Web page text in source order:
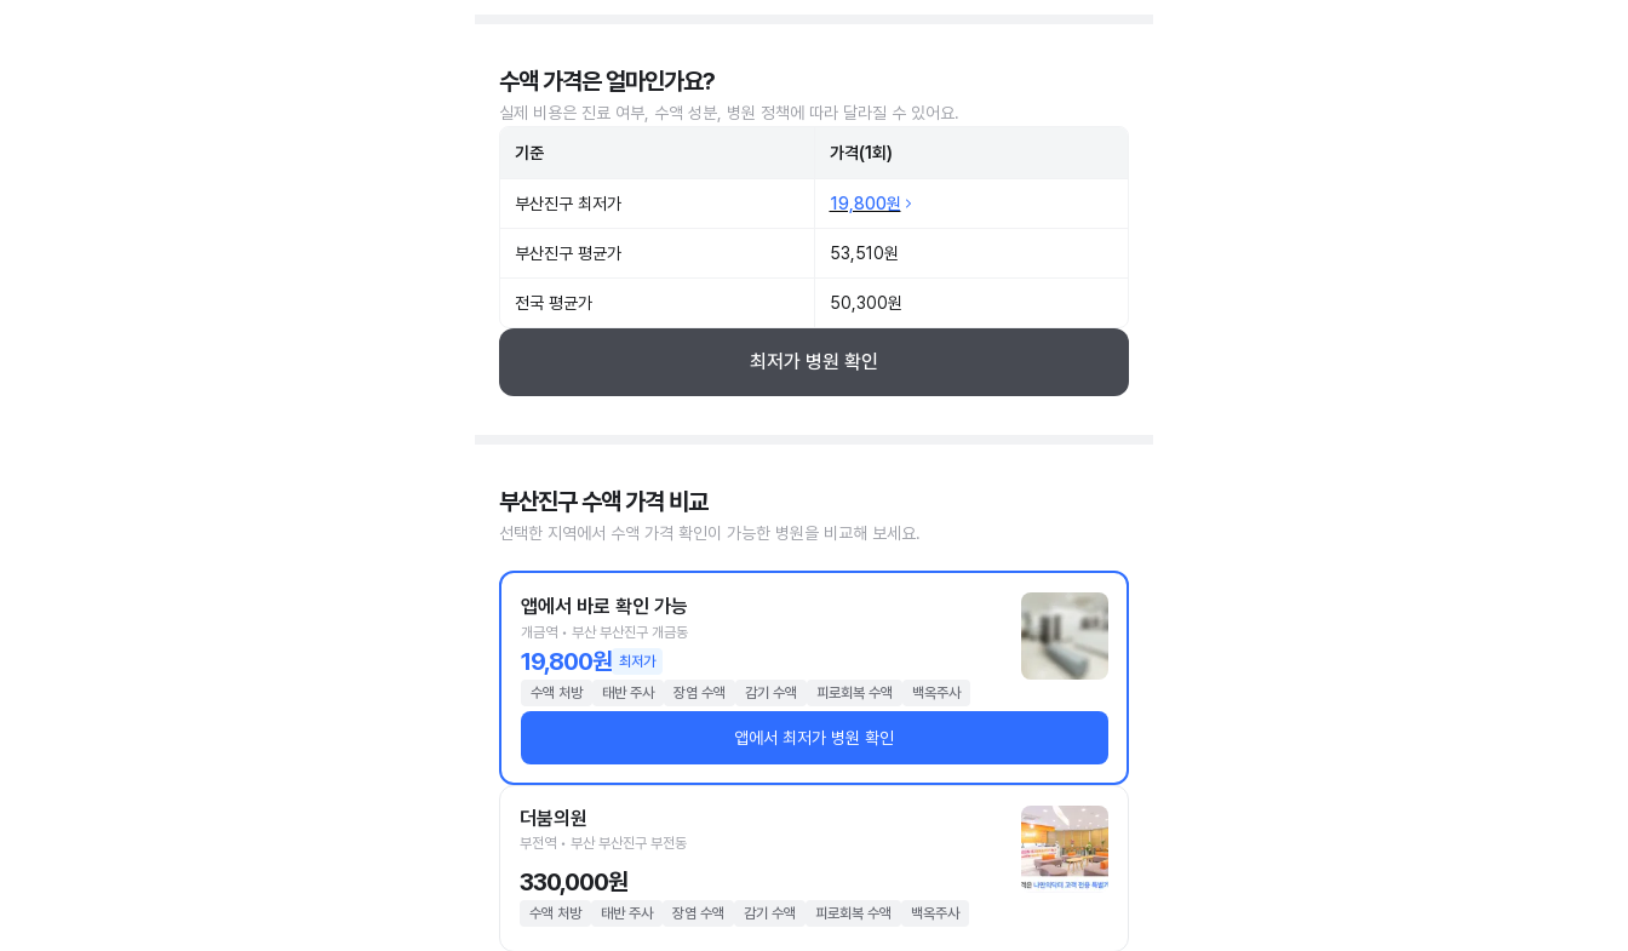
수액 가격은 얼마인가요?
실제 비용은 진료 여부, 수액 성분, 병원 정책에 따라 달라질 수 있어요.
기준 가격(1회)
부산진구 최저가 19,800원
부산진구 평균가 53,510원
전국 평균가 50,300원
최저가 병원 확인
부산진구 수액 가격 비교
선택한 지역에서 수액 가격 확인이 가능한 병원을 비교해 보세요.
앱에서 바로 확인 가능
개금역 • 부산 부산진구 개금동
19,800원 최저가
수액 처방
태반 주사 장염 수액 감기 수액 피로회복 수액 백옥주사
앱에서 최저가 병원 확인
더붐의원
부전역 • 부산 부산진구 부전동
330,000원
수액 처방 태반 주사 장염 수액 감기 수액 피로회복 수액 백옥주사